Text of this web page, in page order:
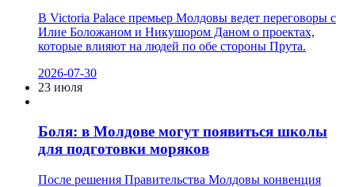
В Victoria Palace премьер Молдовы ведет переговоры с
Илие Боложаном и Никушором Даном о проектах,
которые влияют на людей по обе стороны Прута.
2026-07-30
23 июля
Боля: в Молдове могут появиться школы
для подготовки моряков
После решения Правительства Молдовы конвенция